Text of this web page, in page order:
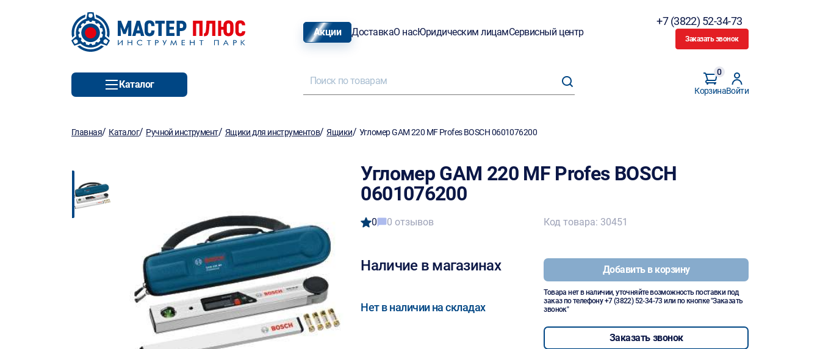
Акции ДоставкаО насЮридическим лицамСервисный центр
+7 (3822) 52-34-73
Заказать звонок
Каталог
Корзина
0
Войти
Главная/ Каталог/ Ручной инструмент/ Ящики для инструментов/Ящики/ Угломер GAM 220 MF Profes BOSCH 0601076200
Угломер GAM 220 MF Profes BOSCH
0601076200
0 0 отзывов
Наличие в магазинах
Нет в наличии на складах
Код товара: 30451
Добавить в корзину
Товара нет в наличии, уточняйте возможность поставки под
заказ по телефону+7 (3822) 52-34-73 или по кнопке "Заказать
звонок"
Заказать звонок